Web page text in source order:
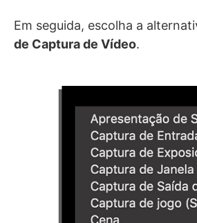
Em seguida, escolha a
de Captura de Vídeo.